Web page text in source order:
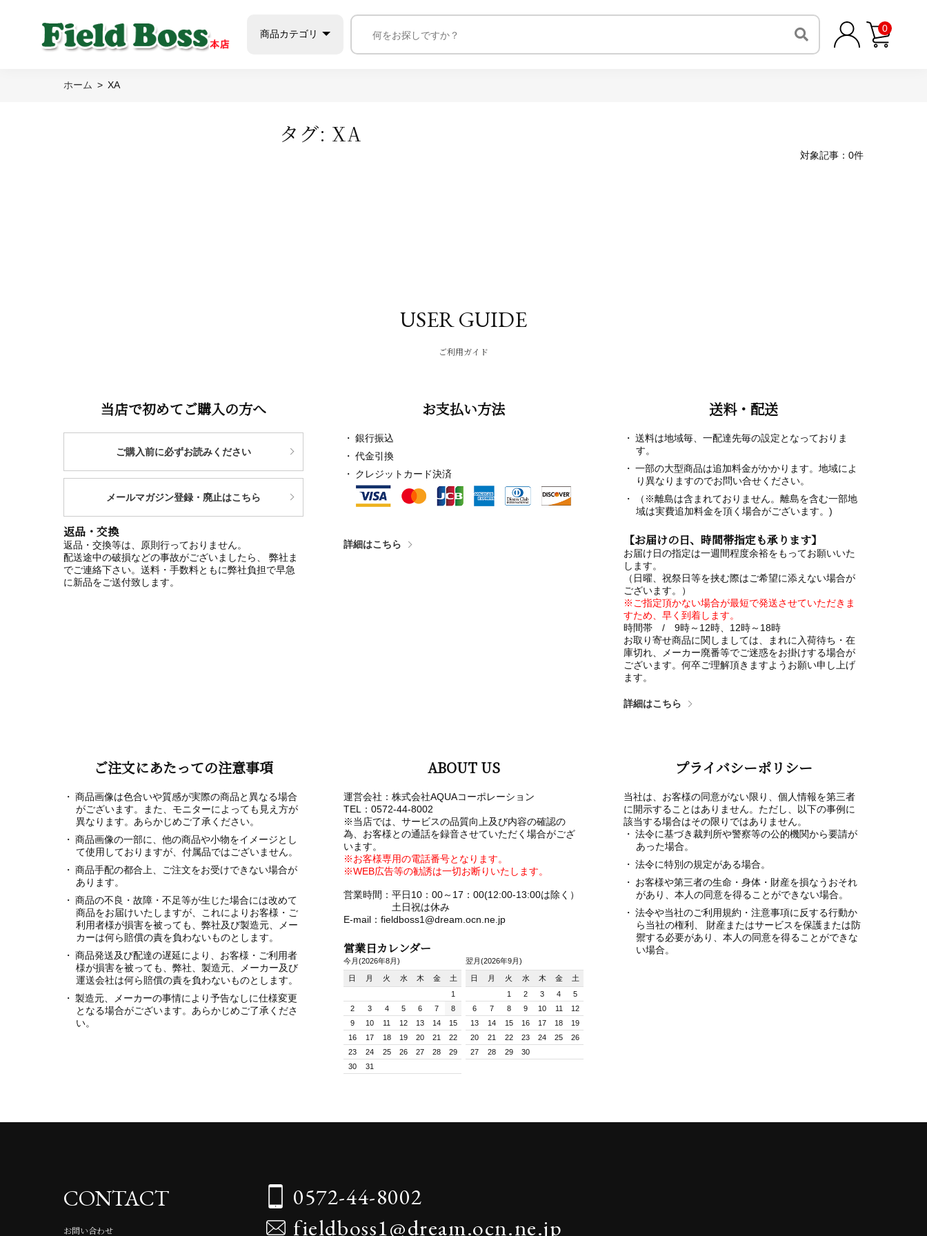
商品カテゴリ 0
ホーム XA
タグ: XA
対象記事：0件
USER GUIDE
ご利用ガイド
当店で初めてご購入の方へ
ご購入前に必ずお読みください
メールマガジン登録・廃止はこちら
返品・交換
返品・交換等は、原則行っておりません。
配送途中の破損などの事故がございましたら、 弊社ま
でご連絡下さい。送料・手数料ともに弊社負担で早急
に新品をご送付致します。
お支払い方法
銀行振込
代金引換
クレジットカード決済
詳細はこちら
送料・配送
送料は地域毎、一配達先毎の設定となっておりま
す。
一部の大型商品は追加料金がかかります。地域によ
り異なりますのでお問い合せください。
（※離島は含まれておりません。離島を含む一部地
域は実費追加料金を頂く場合がございます。)
【お届けの日、時間帯指定も承ります】
お届け日の指定は一週間程度余裕をもってお願いいた
します。
（日曜、祝祭日等を挟む際はご希望に添えない場合が
ございます。）
※ご指定頂かない場合が最短で発送させていただきま
すため、早く到着します。
時間帯 / 9時～12時、12時～18時
お取り寄せ商品に関しましては、まれに入荷待ち・在
庫切れ、メーカー廃番等でご迷惑をお掛けする場合が
ございます。何卒ご理解頂きますようお願い申し上げ
ます。
詳細はこちら
ご注文にあたっての注意事項
商品画像は色合いや質感が実際の商品と異なる場合
がございます。また、モニターによっても見え方が
異なります。あらかじめご了承ください。
商品画像の一部に、他の商品や小物をイメージとし
て使用しておりますが、付属品ではございません。
商品手配の都合上、ご注文をお受けできない場合が
あります。
商品の不良・故障・不足等が生じた場合には改めて
商品をお届けいたしますが、これによりお客様・ご
利用者様が損害を被っても、弊社及び製造元、メー
カーは何ら賠償の責を負わないものとします。
商品発送及び配達の遅延により、お客様・ご利用者
様が損害を被っても、弊社、製造元、メーカー及び
運送会社は何ら賠償の責を負わないものとします。
製造元、メーカーの事情により予告なしに仕様変更
となる場合がございます。あらかじめご了承くださ
い。
ABOUT US
運営会社：株式会社AQUAコーポレーション
TEL：0572-44-8002
※当店では、サービスの品質向上及び内容の確認の
為、お客様との通話を録音させていただく場合がござ
います。
※お客様専用の電話番号となります。
※WEB広告等の勧誘は一切お断りいたします。
営業時間：平日10：00～17：00(12:00-13:00は除く）
土日祝は休み
E-mail：fieldboss1@dream.ocn.ne.jp
営業日カレンダー
今月(2026年8月)
日 月 火 水 木 金
土
1
2
3 4 5 6 7
8
9
10 11 12 13 14
15
16
17 18 19 20 21
22
23
24 25 26 27 28
29
30
31
翌月(2026年9月)
日 月 火 水 木 金
土
1
2 3 4
5
6
7 8 9 10 11
12
13
14 15 16 17 18
19
20
21 22 23 24 25
26
27
28 29 30
プライバシーポリシー
当社は、お客様の同意がない限り、個人情報を第三者
に開示することはありません。ただし、以下の事例に
該当する場合はその限りではありません。
法令に基づき裁判所や警察等の公的機関から要請が
あった場合。
法令に特別の規定がある場合。
お客様や第三者の生命・身体・財産を損なうおそれ
があり、本人の同意を得ることができない場合。
法令や当社のご利用規約・注意事項に反する行動か
ら当社の権利、 財産またはサービスを保護または防
禦する必要があり、本人の同意を得ることができな
い場合。
CONTACT
お問い合わせ
0572-44-8002
fieldboss1@dream.ocn.ne.jp